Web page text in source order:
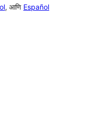
, आणि Español